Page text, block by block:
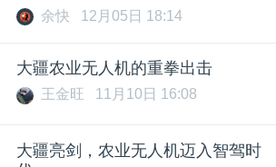
余快 12月05日 18:14
大疆农业无人机的重拳出击
王金旺 11月10日 16:08
大疆亮剑，农业无人机迈入智驾时